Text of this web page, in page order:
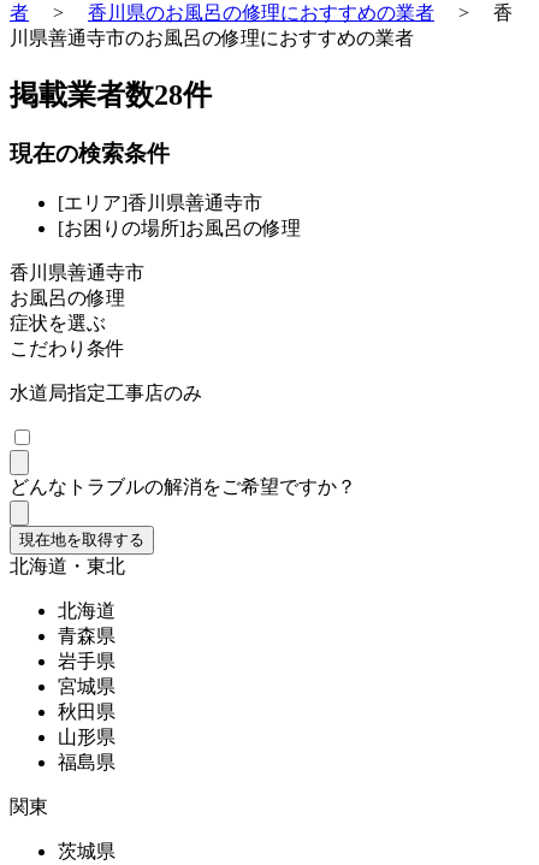
者 > 香川県のお風呂の修理におすすめの業者 > 香
川県善通寺市のお風呂の修理におすすめの業者
掲載業者数28件
現在の検索条件
[エリア]香川県善通寺市
[お困りの場所]お風呂の修理
香川県善通寺市
お風呂の修理
症状を選ぶ
こだわり条件
水道局指定工事店のみ
どんなトラブルの解消をご希望ですか？
現在地を取得する
北海道・東北
北海道
青森県
岩手県
宮城県
秋田県
山形県
福島県
関東
茨城県